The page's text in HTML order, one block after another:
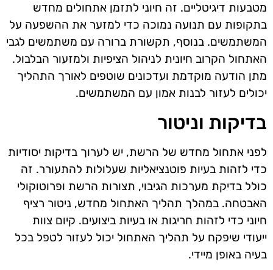
מטבעות דיגיטליים. זה חיוני לתזמן אתחולים מחדש
בתקופות עם תנועה נמוכה כדי למזער את ההשפעה על
המשתמשים. בנוסף, תקשורת ברורה עם משתמשים לגבי
האתחול הקרוב חיונית לניהול הציפיות ולמזעור הבלבול.
מתן הודעה מוקדמת ועדכונים שוטפים לאורך התהליך
יכולים לעזור לבנות אמון עם המשתמשים.
בדיקות וניטור
לפני אתחול מחדש של הרשת, יש לערוך בדיקות יסודיות
כדי לזהות בעיות פוטנציאליות שעלולות להתעורר. זה
כולל בדיקת מערכות הגיבוי, תצורות הרשת ופרוטוקולי
האבטחה. במהלך תהליך האתחול מחדש, ניטור רציף
חיוני כדי לזהות חריגות או בעיות ביצועים. קיום צוות
ייעודי שיפקח על תהליך האתחול יכול לעזור לטפל בכל
בעיה באופן מיידי.